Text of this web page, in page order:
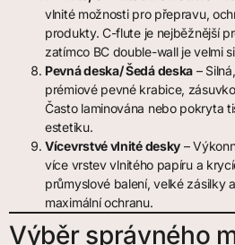
vlnité možnosti pro přepravu,
produkty. C-flute je nejběžnější
zatímco BC double-wall je velmi
Pevná deska/ Šedá deska –
prémiové pevné krabice,
Často laminována nebo pokryta
estetiku.
Vícevrstvé vlnité desky –
více vrstev vlnitého papíru a
průmyslové balení, velké zásilky
maximální ochranu.
Výběr správného